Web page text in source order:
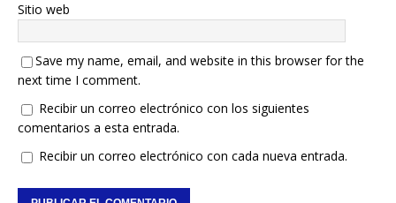
Sitio web
Save my name, email, and website in this browser for the
next time I comment.
Recibir un correo electrónico con los siguientes
comentarios a esta entrada.
Recibir un correo electrónico con cada nueva entrada.